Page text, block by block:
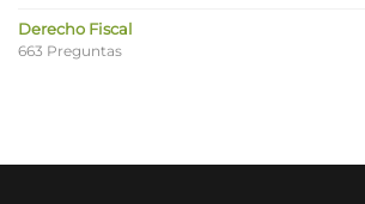
Derecho Fiscal
663 Preguntas